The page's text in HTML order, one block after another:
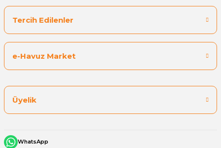
Tercih Edilenler
e-Havuz Market
Üyelik
WhatsApp